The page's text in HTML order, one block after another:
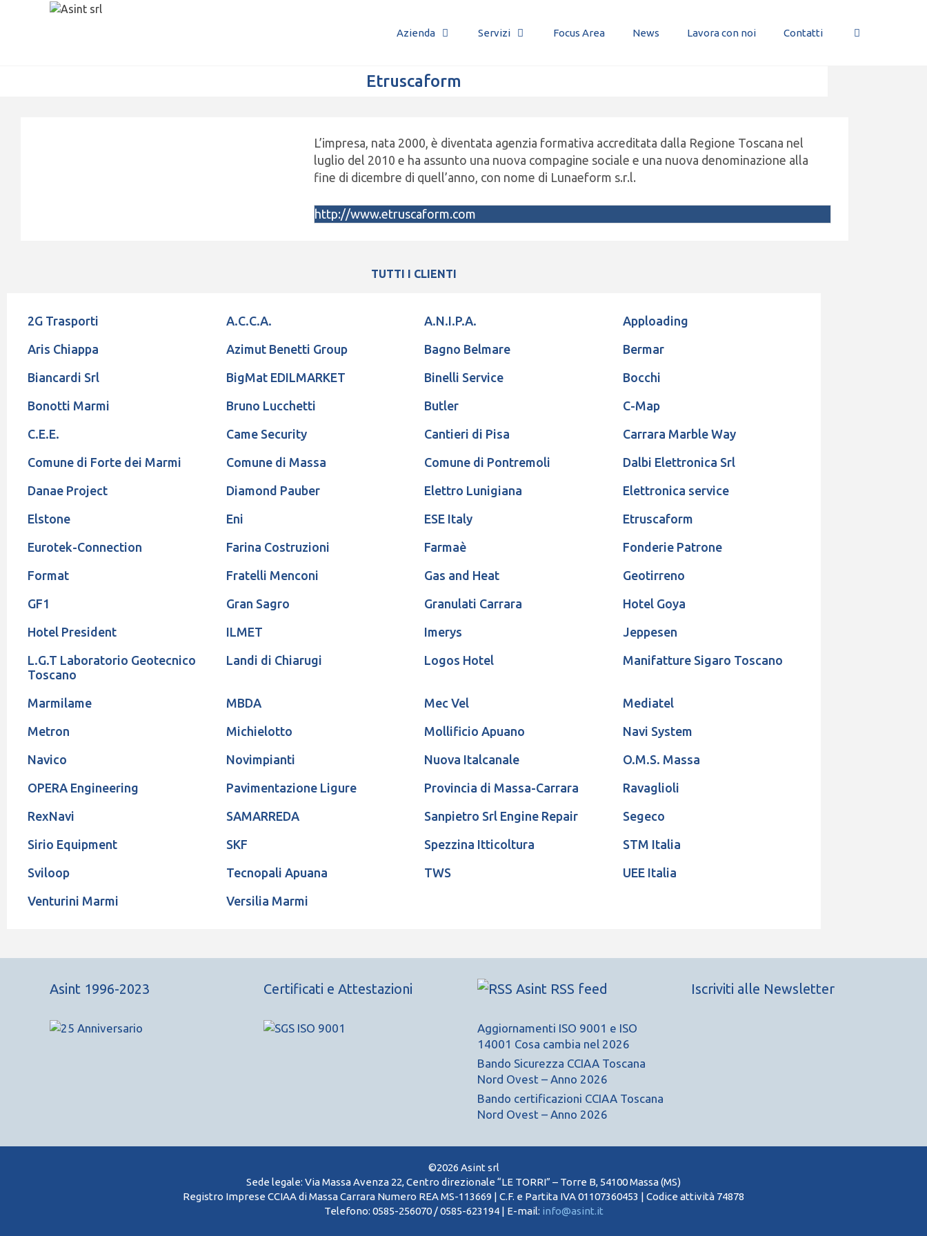
Azienda Servizi Focus Area News Lavora con noi Contatti
Etruscaform
L’impresa, nata 2000, è diventata agenzia formativa accreditata dalla Regione Toscana nel
luglio del 2010 e ha assunto una nuova compagine sociale e una nuova denominazione alla
fine di dicembre di quell’anno, con nome di Lunaeform s.r.l.
http://www.etruscaform.com
TUTTI I CLIENTI
2G Trasporti A.C.C.A. A.N.I.P.A. Apploading
Aris Chiappa Azimut Benetti Group Bagno Belmare Bermar
Biancardi Srl BigMat EDILMARKET Binelli Service Bocchi
Bonotti Marmi Bruno Lucchetti Butler C-Map
C.E.E. Came Security Cantieri di Pisa Carrara Marble Way
Comune di Forte dei Marmi Comune di Massa Comune di Pontremoli Dalbi Elettronica Srl
Danae Project Diamond Pauber Elettro Lunigiana Elettronica service
Elstone Eni ESE Italy Etruscaform
Eurotek-Connection Farina Costruzioni Farmaè Fonderie Patrone
Format Fratelli Menconi Gas and Heat Geotirreno
GF1 Gran Sagro Granulati Carrara Hotel Goya
Hotel President ILMET Imerys Jeppesen
L.G.T Laboratorio Geotecnico
Toscano
Landi di Chiarugi Logos Hotel Manifatture Sigaro Toscano
Marmilame MBDA Mec Vel Mediatel
Metron Michielotto Mollificio Apuano Navi System
Navico Novimpianti Nuova Italcanale O.M.S. Massa
OPERA Engineering Pavimentazione Ligure Provincia di Massa-Carrara Ravaglioli
RexNavi SAMARREDA Sanpietro Srl Engine Repair Segeco
Sirio Equipment SKF Spezzina Itticoltura STM Italia
Sviloop Tecnopali Apuana TWS UEE Italia
Venturini Marmi Versilia Marmi
Asint 1996-2023 Certificati e Attestazioni Asint RSS feed
Aggiornamenti ISO 9001 e ISO
14001 Cosa cambia nel 2026
Bando Sicurezza CCIAA Toscana
Nord Ovest – Anno 2026
Bando certificazioni CCIAA Toscana
Nord Ovest – Anno 2026
Iscriviti alle Newsletter
©2026 Asint srl
Sede legale: Via Massa Avenza 22, Centro direzionale “LE TORRI” – Torre B, 54100 Massa (MS)
Registro Imprese CCIAA di Massa Carrara Numero REA MS-113669 | C.F. e Partita IVA 01107360453 | Codice attività 74878
Telefono: 0585-256070 / 0585-623194 | E-mail: info@asint.it